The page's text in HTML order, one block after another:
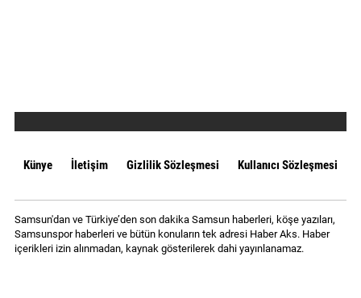
Künye İletişim Gizlilik Sözleşmesi Kullanıcı Sözleşmesi
Samsun'dan ve Türkiye’den son dakika Samsun haberleri, köşe yazıları,
Samsunspor haberleri ve bütün konuların tek adresi Haber Aks. Haber
içerikleri izin alınmadan, kaynak gösterilerek dahi yayınlanamaz.